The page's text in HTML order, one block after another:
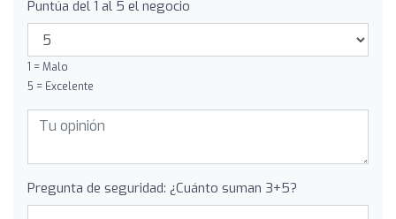
Puntúa del 1 al 5 el negocio
1 = Malo
5 = Excelente
Pregunta de seguridad: ¿Cuánto suman 3+5?